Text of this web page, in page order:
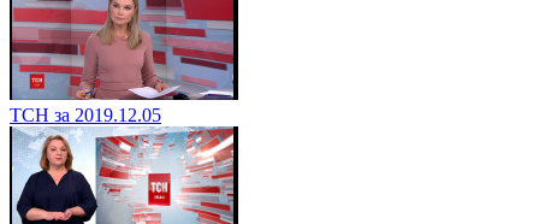
ТСН за 2019.12.05